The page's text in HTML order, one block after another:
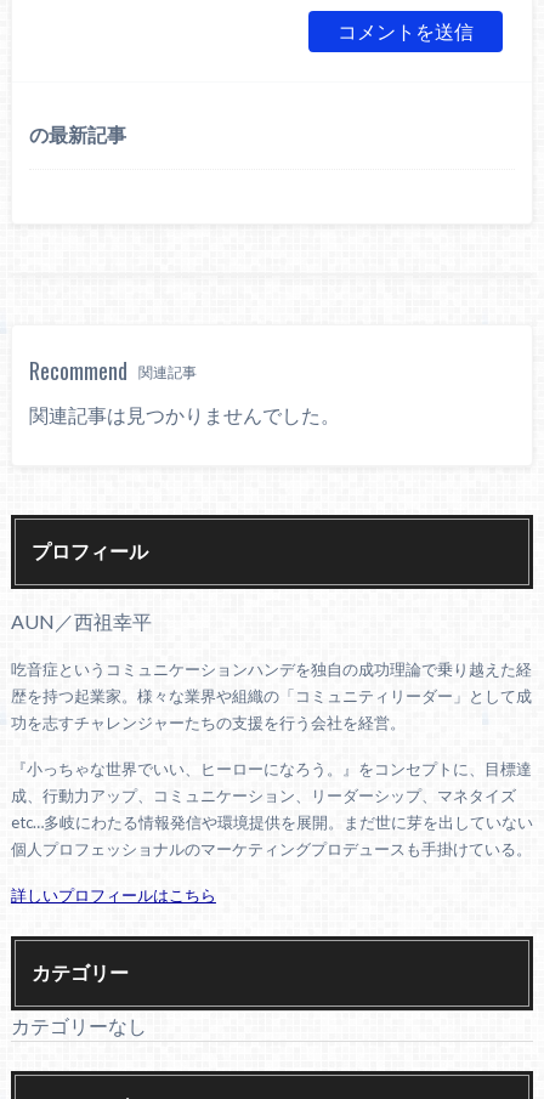
の最新記事
Recommend 関連記事
関連記事は見つかりませんでした。
プロフィール
AUN／西祖幸平
吃音症というコミュニケーションハンデを独自の成功理論で乗り越えた経
歴を持つ起業家。様々な業界や組織の「コミュニティリーダー」として成
功を志すチャレンジャーたちの支援を行う会社を経営。
『小っちゃな世界でいい、ヒーローになろう。』をコンセプトに、目標達
成、行動力アップ、コミュニケーション、リーダーシップ、マネタイズ
etc…多岐にわたる情報発信や環境提供を展開。まだ世に芽を出していない
個人プロフェッショナルのマーケティングプロデュースも手掛けている。
詳しいプロフィールはこちら
カテゴリー
カテゴリーなし